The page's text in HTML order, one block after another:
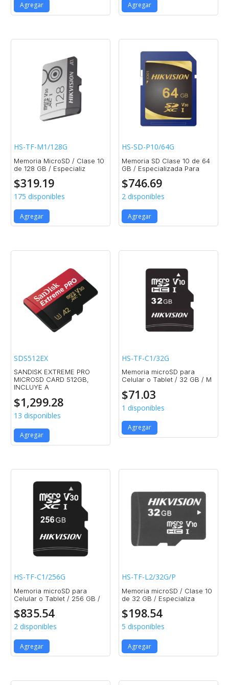
Agregar Agregar
HS-TF-M1/128G
Memoria MicroSD / Clase 10
de 128 GB / Especializ
$319.19
175 disponibles
Agregar
HS-SD-P10/64G
Memoria SD Clase 10 de 64
GB / Especializada Para
$746.69
2 disponibles
Agregar
SDS512EX
SANDISK EXTREME PRO
MICROSD CARD 512GB,
INCLUYE A
$1,299.28
13 disponibles
Agregar
HS-TF-C1/32G
Memoria microSD para
Celular o Tablet / 32 GB / M
$71.03
1 disponibles
Agregar
HS-TF-C1/256G
Memoria microSD para
Celular o Tablet / 256 GB /
$835.54
2 disponibles
Agregar
HS-TF-L2/32G/P
Memoria microSD / Clase 10
de 32 GB / Especializa
$198.54
5 disponibles
Agregar